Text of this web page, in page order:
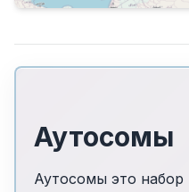
Аутосомы
Аутосомы это